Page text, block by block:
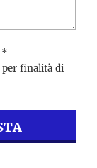
*
per finalità di